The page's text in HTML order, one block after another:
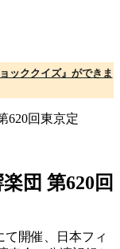
ッククイズ』ができま
団 第620回
て開催、日本フィ